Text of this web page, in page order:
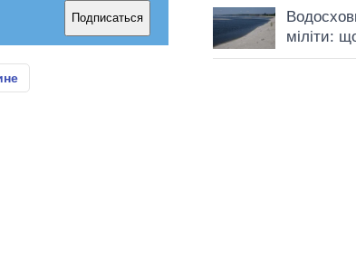
Подписаться